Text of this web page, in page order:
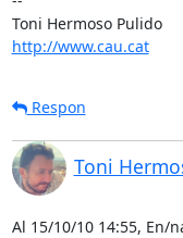
Toni Hermoso Pulido
http://www.cau.cat
Respon
Toni
Al 15/10/10 14:55, En/